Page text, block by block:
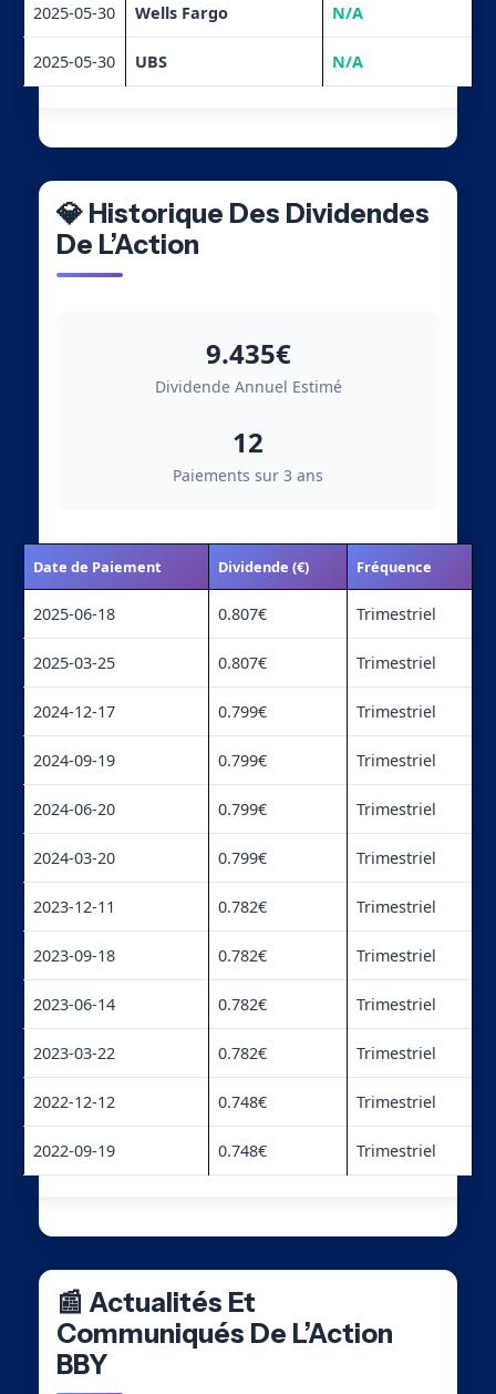
2025-05-30 Wells Fargo N/A
2025-05-30 UBS N/A
💎 Historique Des Dividendes
De L’Action
9.435€
Dividende Annuel Estimé
12
Paiements sur 3 ans
Date de Paiement Dividende (€) Fréquence
2025-06-18 0.807€ Trimestriel
2025-03-25 0.807€ Trimestriel
2024-12-17 0.799€ Trimestriel
2024-09-19 0.799€ Trimestriel
2024-06-20 0.799€ Trimestriel
2024-03-20 0.799€ Trimestriel
2023-12-11 0.782€ Trimestriel
2023-09-18 0.782€ Trimestriel
2023-06-14 0.782€ Trimestriel
2023-03-22 0.782€ Trimestriel
2022-12-12 0.748€ Trimestriel
2022-09-19 0.748€ Trimestriel
📰 Actualités Et
Communiqués De L’Action
BBY